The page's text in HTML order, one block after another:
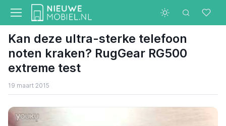
Kan deze ultra-sterke telefoon
noten kraken? RugGear RG500
extreme test
19 maart 2015